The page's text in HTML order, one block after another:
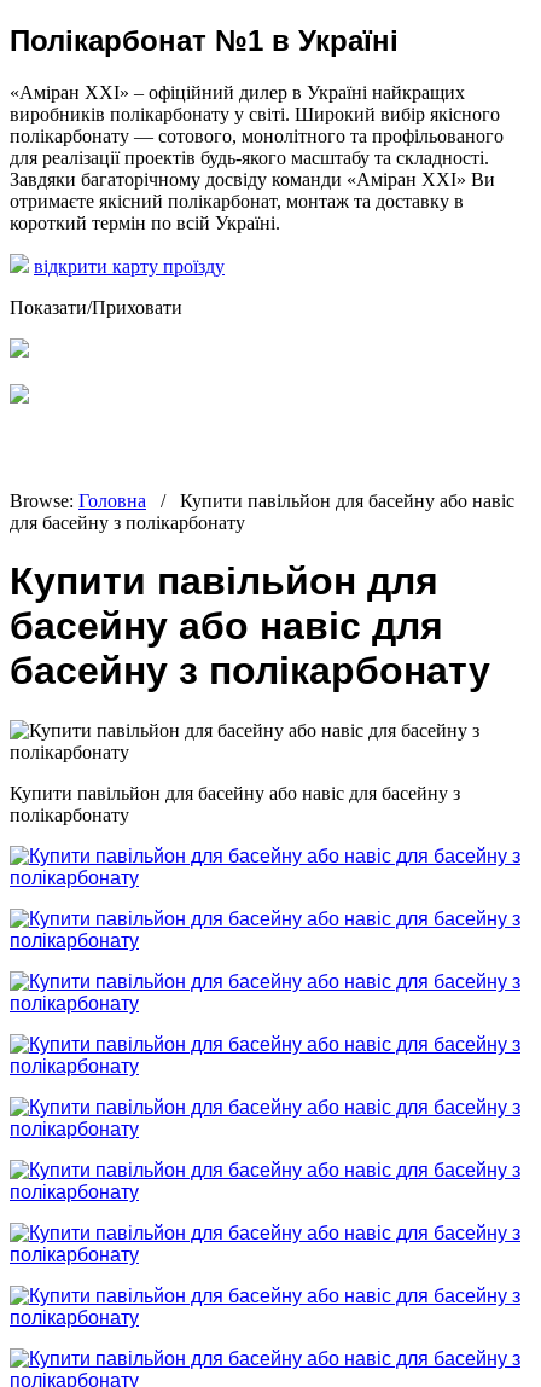
Полікарбонат №1 в Україні
«Аміран XXI» – офіційний дилер в Україні найкращих
виробників полікарбонату у світі. Широкий вибір якісного
полікарбонату — сотового, монолітного та профільованого
для реалізації проектів будь-якого масштабу та складності.
Завдяки багаторічному досвіду команди «Аміран XXI» Ви
отримаєте якісний полікарбонат, монтаж та доставку в
короткий термін по всій Україні.
відкрити карту проїзду
Показати/Приховати
Browse: Головна /
Купити павільйон для басейну або навіс
для басейну з полікарбонату
Купити павільйон для
басейну або навіс для
басейну з полікарбонату
Купити павільйон для басейну або навіс для басейну з
полікарбонату